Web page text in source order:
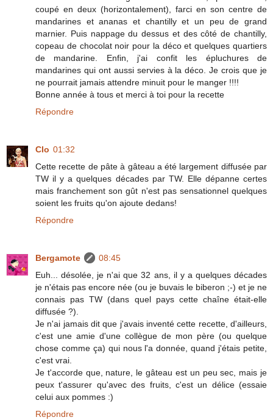
coupé en deux (horizontalement), farci en son centre de
mandarines et ananas et chantilly et un peu de grand
marnier. Puis nappage du dessus et des côté de chantilly,
copeau de chocolat noir pour la déco et quelques quartiers
de mandarine. Enfin, j'ai confit les épluchures de
mandarines qui ont aussi servies à la déco. Je crois que je
ne pourrait jamais attendre minuit pour le manger !!!!
Bonne année à tous et merci à toi pour la recette
Répondre
Clo 01:32
Cette recette de pâte à gâteau a été largement diffusée par
TW il y a quelques décades par TW. Elle dépanne certes
mais franchement son gût n'est pas sensationnel quelques
soient les fruits qu'on ajoute dedans!
Répondre
Bergamote
08:45
Euh... désolée, je n'ai que 32 ans, il y a quelques décades
je n'étais pas encore née (ou je buvais le biberon ;-) et je ne
connais pas TW (dans quel pays cette chaîne était-elle
diffusée ?).
Je n'ai jamais dit que j'avais inventé cette recette, d'ailleurs,
c'est une amie d'une collègue de mon père (ou quelque
chose comme ça) qui nous l'a donnée, quand j'étais petite,
c'est vrai.
Je t'accorde que, nature, le gâteau est un peu sec, mais je
peux t'assurer qu'avec des fruits, c'est un délice (essaie
celui aux pommes :)
Répondre